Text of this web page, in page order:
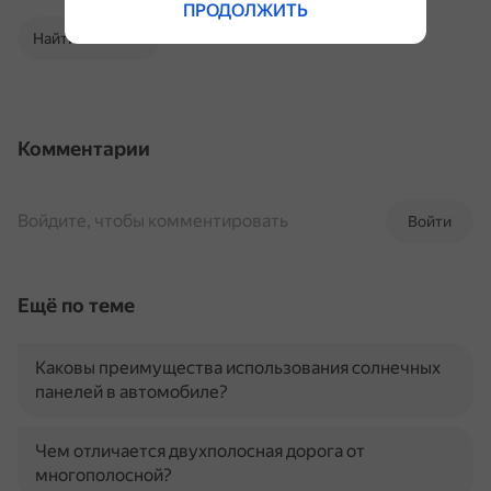
Найти в Поиске
Комментарии
Войти
Войдите, чтобы комментировать
Ещё по теме
Каковы преимущества использования солнечных
панелей в автомобиле?
Чем отличается двухполосная дорога от
многополосной?
ПРОДОЛЖИТЬ